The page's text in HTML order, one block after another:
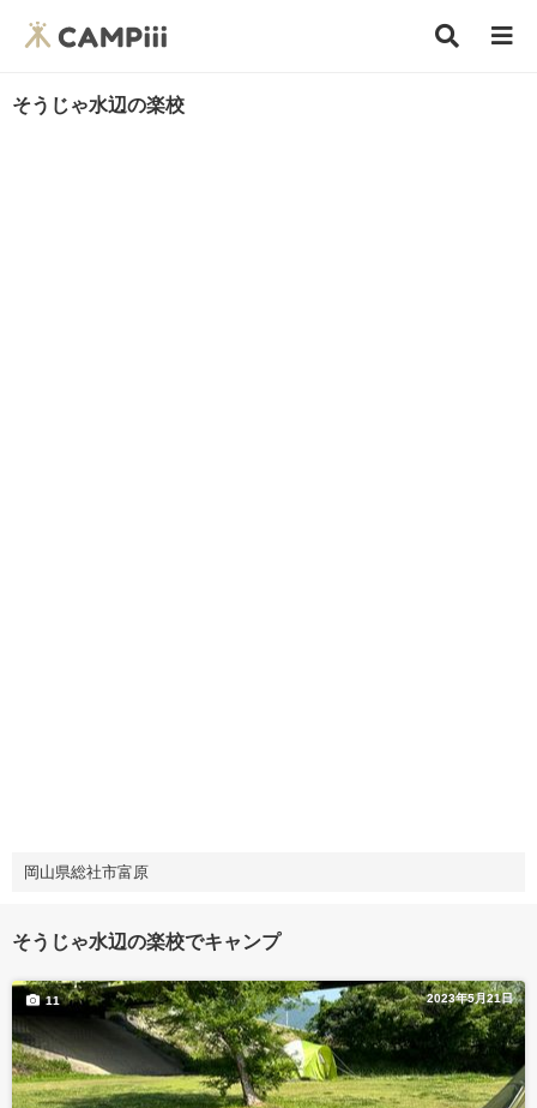
そうじゃ水辺の楽校
岡山県総社市富原
そうじゃ水辺の楽校でキャンプ
2023年5月21日
11